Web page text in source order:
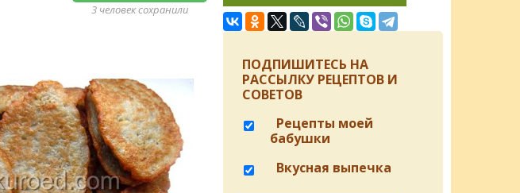
3 человек сохранили
ПОДПИШИТЕСЬ НА
РАССЫЛКУ РЕЦЕПТОВ И
СОВЕТОВ
Рецепты моей
бабушки
Вкусная выпечка